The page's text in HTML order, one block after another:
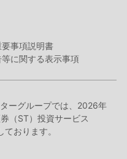
事項説明書
に関する表示事項
ーグループでは、2026年
（ST）投資サービス
おります。